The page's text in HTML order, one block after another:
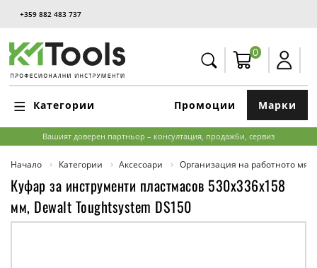
+359 882 483 737
0
Категории Марки
Промоции
Вашият доверен партньор – консултация, продажби, сервиз
Начало Категории Аксесоари Организация на работното
Куфар за инструменти пластмасов 530х336х158
мм, Dewalt Toughtsystem DS150